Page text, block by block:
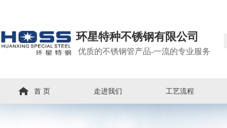
环星特种不锈钢有限公司
优质的不锈钢管产品-一流的专业服务
首 页 走进我们 工艺流程